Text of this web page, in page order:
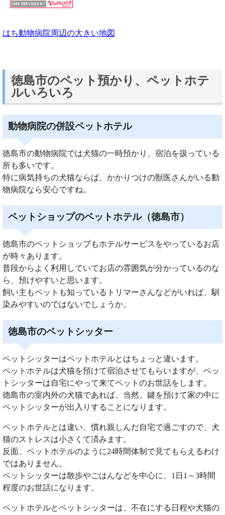
はち動物病院周辺の大きい地図
徳島市のペット預かり、ペットホテ
ルいろいろ
動物病院の併設ペットホテル
徳島市の動物病院では犬猫の一時預かり、宿泊を扱っている
所も多いです。
特に病気持ちの犬猫ならば、かかりつけの獣医さんがいる動
物病院なら安心ですね。
ペットショップのペットホテル（徳島市）
徳島市のペットショップもホテルサービスをやっているお店
が時々あります。
普段からよく利用していてお店の雰囲気が分かっているのな
ら、預けやすいと思います。
飼い主もペットも知っているトリマーさんなどがいれば、馴
染みやすいのではないでしょうか。
徳島市のペットシッター
ペットシッターはペットホテルとはちょっと違います。
ペットホテルは犬猫を預けて宿泊させてもらいますが、ペッ
トシッターは自宅にやって来てペットのお世話をします。
徳島市の室内外の犬猫であれば、当然、鍵を預けて家の中に
ペットシッターが出入りすることになります。
ペットホテルとは違い、慣れ親しんだ自宅で過ごすので、犬
猫のストレスは小さくて済みます。
反面、ペットホテルのように24時間体制で見てもらえるわけ
ではありません。
ペットシッターは散歩やごはんなどを中心に、1日1～3時間
程度のお世話になります。
ペットホテルとペットシッターは、不在にする日程や犬猫の